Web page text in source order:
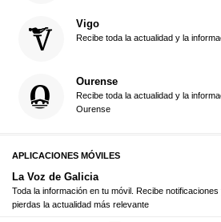
Vigo
Recibe toda la actualidad y la
Ourense
Recibe toda la actualidad y la
Ourense
APLICACIONES MÓVILES
La Voz de Galicia
Toda la información en tu móvil. Recibe notificaciones
pierdas la actualidad más relevante